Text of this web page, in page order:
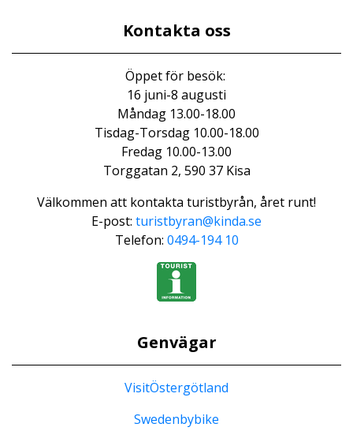
Kontakta oss
Öppet för besök:
16 juni-8 augusti
Måndag 13.00-18.00
Tisdag-Torsdag 10.00-18.00
Fredag 10.00-13.00
Torggatan 2, 590 37 Kisa
Välkommen att kontakta turistbyrån, året runt!
E-post: turistbyran@kinda.se
Telefon: 0494-194 10
Genvägar
VisitÖstergötland
Swedenbybike